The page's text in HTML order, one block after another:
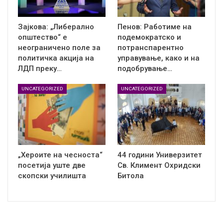
Зајкова: „Либерално
општество“ е
неограничено поле за
политичка акција на
ЛДП преку…
Пенов: Работиме на
подемократско и
потранспарентно
управување, како и на
подобрување…
UNCATEGORIZED
„Хероите на чесноста“
посетија уште две
скопски училишта
UNCATEGORIZED
44 години Универзитет
Св. Климент Охридски
Битола